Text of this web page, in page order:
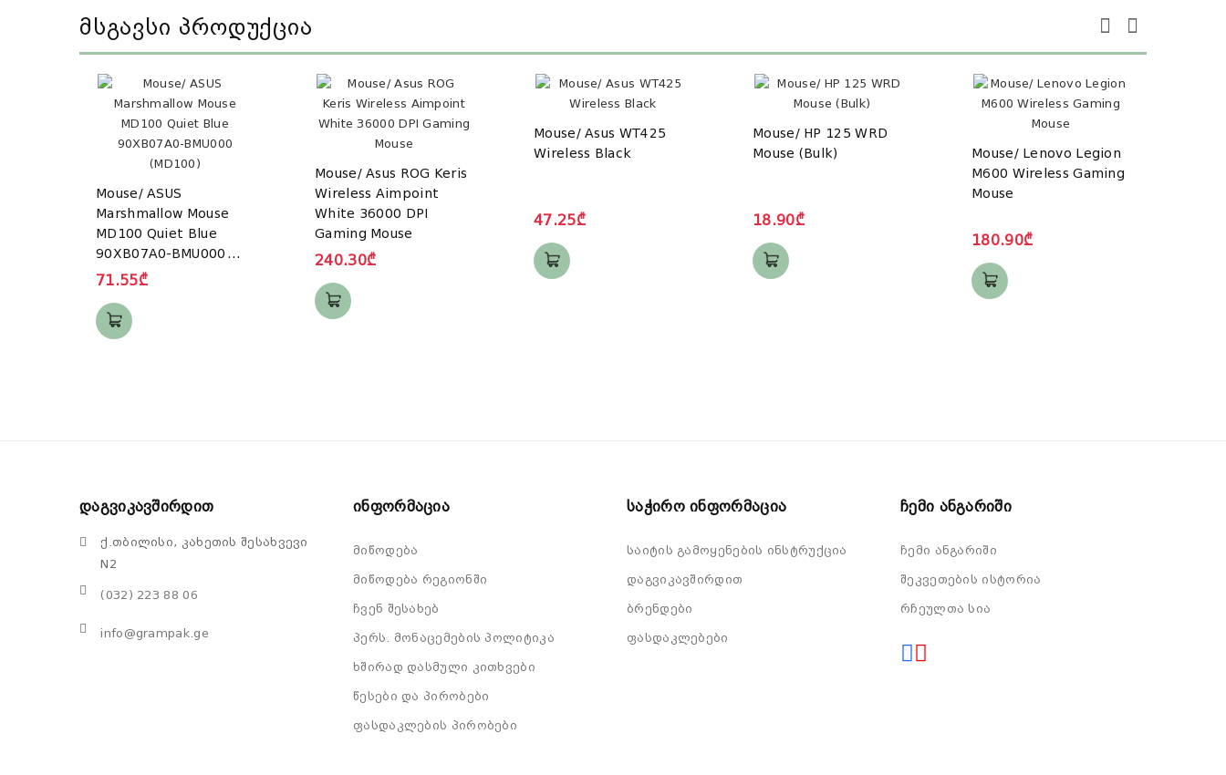
Მსგავსი Პროდუქცია
Mouse/ ASUS
Marshmallow Mouse
MD100 Quiet Blue
90XB07A0-BMU000
(MD100)
71.55₾
Mouse/ Asus ROG Keris
Wireless Aimpoint
White 36000 DPI
Gaming Mouse
240.30₾
Mouse/ Asus WT425
Wireless Black
47.25₾
Mouse/ HP 125 WRD
Mouse (Bulk)
18.90₾
Mouse/ Lenovo Legion
M600 Wireless Gaming
Mouse
180.90₾
Დაგვიკავშირდით
ქ.თბილისი, კახეთის შესახვევი
N2
(032) 223 88 06
info@grampak.ge
Ინფორმაცია
მიწოდება
მიწოდება რეგიონში
ჩვენ შესახებ
პერს. მონაცემების პოლიტიკა
ხშირად დასმული კითხვები
წესები და პირობები
ფასდაკლების პირობები
Საჭირო Ინფორმაცია
საიტის გამოყენების ინსტრუქცია
დაგვიკავშირდით
ბრენდები
ფასდაკლებები
Ჩემი Ანგარიში
ჩემი ანგარიში
შეკვეთების ისტორია
რჩეულთა სია